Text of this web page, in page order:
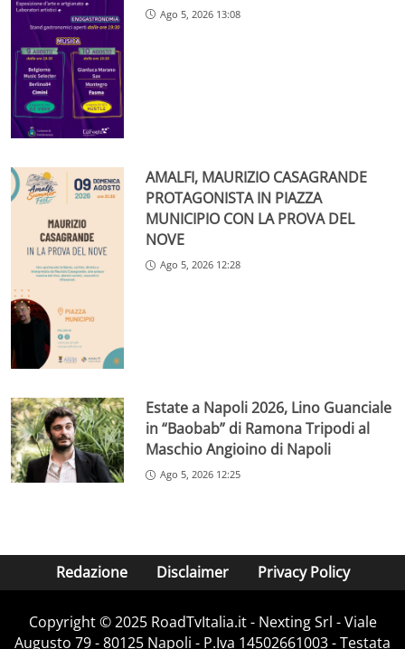
Ago 5, 2026 13:08
AMALFI, MAURIZIO CASAGRANDE
PROTAGONISTA IN PIAZZA
MUNICIPIO CON LA PROVA DEL
NOVE
Ago 5, 2026 12:28
Estate a Napoli 2026, Lino Guanciale
in “Baobab” di Ramona Tripodi al
Maschio Angioino di Napoli
Ago 5, 2026 12:25
Redazione Disclaimer Privacy Policy
Copyright ©️ 2025 RoadTvItalia.it - Nexting Srl - Viale
Augusto 79 - 80125 Napoli - P.Iva 14502661003 - Testata